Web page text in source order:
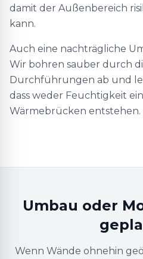
damit der Außenbereich
kann.
Auch eine nachträgliche
Wir bohren sauber durch
Durchführungen ab und
dass weder Feuchtigkeit
Wärmebrücken entstehen.
Umbau oder
Wenn Wände ohnehin